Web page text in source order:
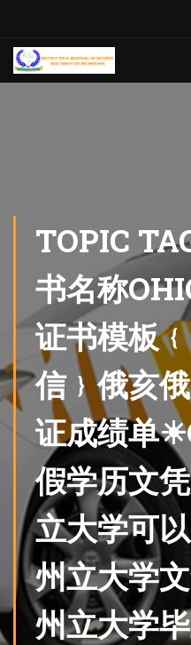
TOPIC
书名称
证书模板
信﹜俄亥
证成绩单
假学历文
立大学可
州立大学
州立大学